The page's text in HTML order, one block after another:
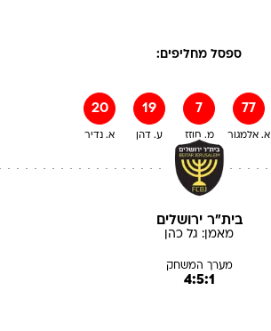
ספסל מחליפים:
20
א. נדיר
19
ע. דהן
7
מ. חוזז
77
א. אלמגור
בית"ר ירושלים
מאמן: גל כהן
מערך המשחק
4:5:1